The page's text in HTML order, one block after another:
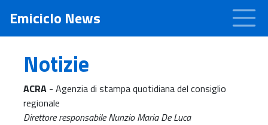
Emiciclo News
Notizie
ACRA - Agenzia di stampa quotidiana del consiglio
regionale
Direttore responsabile Nunzio Maria De Luca